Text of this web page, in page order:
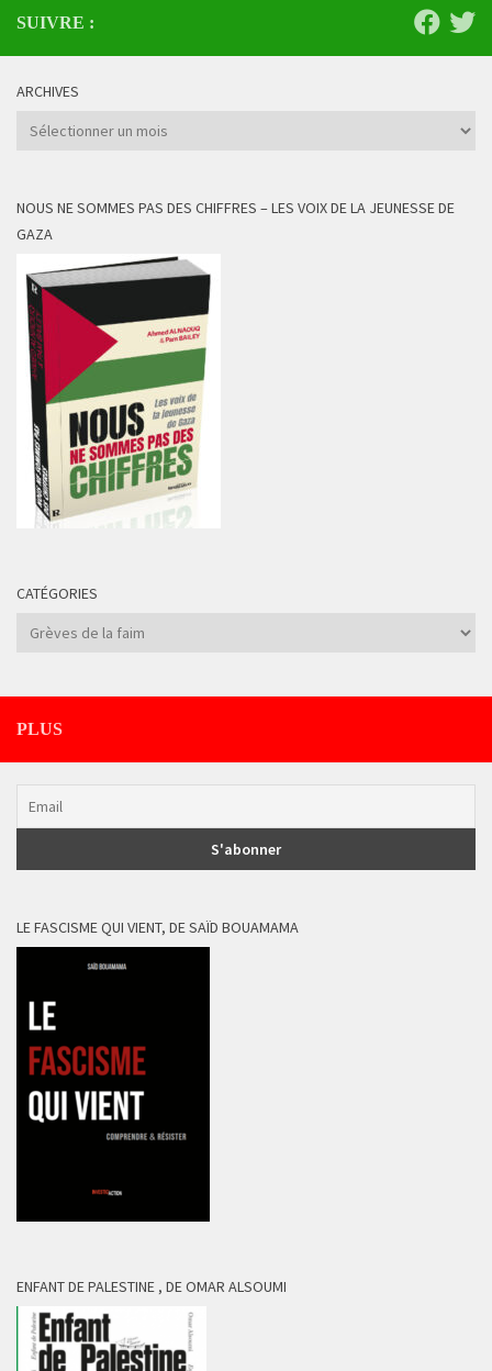
SUIVRE :
ARCHIVES
Archives
NOUS NE SOMMES PAS DES CHIFFRES – LES VOIX DE LA JEUNESSE DE
GAZA
CATÉGORIES
Catégories
PLUS
LE FASCISME QUI VIENT, DE SAÏD BOUAMAMA
ENFANT DE PALESTINE , DE OMAR ALSOUMI